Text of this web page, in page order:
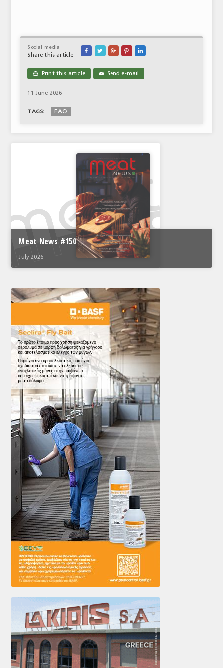
Social media
Share this article
    
 Print this article ✉ Send e-mail
11 June 2026
TAGS: FAO
Meat News #150
July 2026